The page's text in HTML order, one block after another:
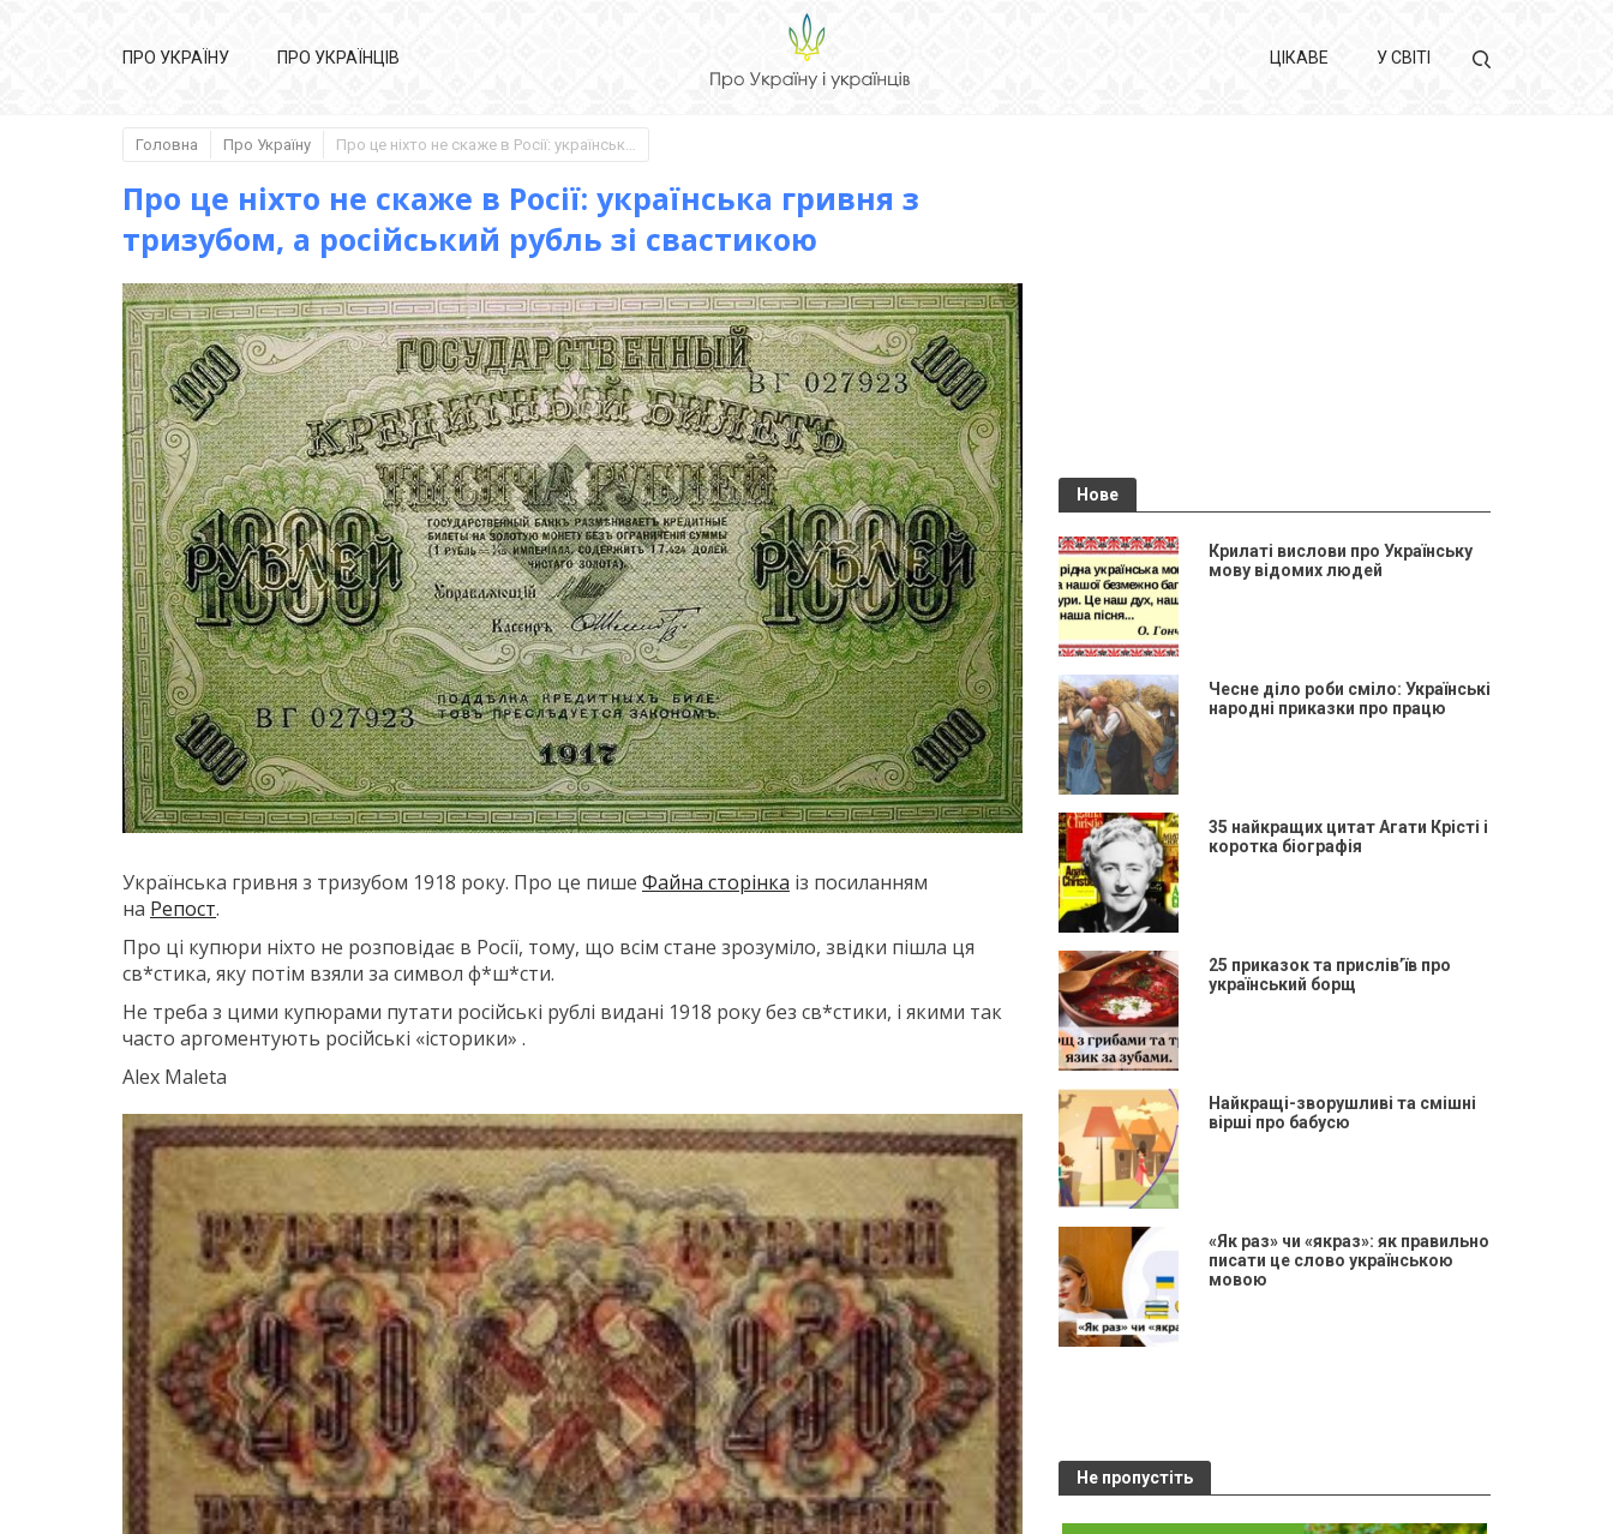
ПРО УКРАЇНУ ПРО УКРАЇНЦІВ ЦІКАВЕ У СВІТІ
Головна Про Україну Про це ніхто не скаже в Росії: українська гривня з тризубом, а російський рубль зі свастикою
Про це ніхто не скаже в Росії: українська гривня з
тризубом, а російський рубль зі свастикою
Українська гривня з тризубом 1918 року. Про це пише Файна сторінка із посиланням
на Репост.
Про ці купюри ніхто не розповідає в Росiї, тому, що всім стане зрозуміло, звідки пішла ця
св*стика, яку потім взяли за символ ф*ш*сти.
Не треба з цими купюрами путати російські рублі видані 1918 року без св*стики, і якими так
часто аргоментують російські «історики» .
Alex Maleta
Нове
Крилаті вислови про Українську
мову відомих людей
Чесне діло роби сміло: Українські
народні приказки про працю
35 найкращих цитат Агати Крісті і
коротка біографія
25 приказок та прислів’їв про
український борщ
Найкращі-зворушливі та смішні
вірші про бабусю
«Як раз» чи «якраз»: як правильно
писати це слово українською
мовою
Не пропустіть